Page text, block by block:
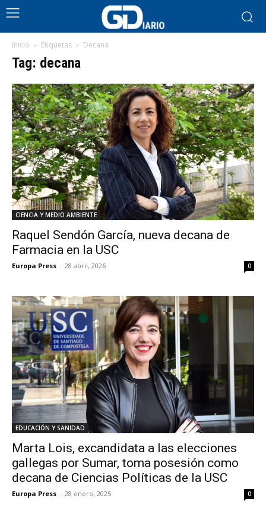
Inicio Etiquetas Decana
Tag: decana
CIENCIA Y MEDIO AMBIENTE
Raquel Sendón García, nueva decana de
Farmacia en la USC
Europa Press - 28 abril, 2026 0
EDUCACIÓN Y SANIDAD
Marta Lois, excandidata a las elecciones
gallegas por Sumar, toma posesión como
decana de Ciencias Políticas de la USC
Europa Press - 28 enero, 2025 0